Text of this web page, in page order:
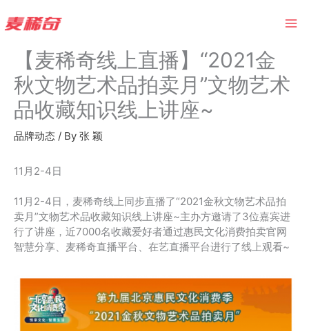
to
【麦稀奇线上直播】“2021金
秋文物艺术品拍卖月”文物艺术
品收藏知识线上讲座~
品牌动态 / By 张 颖
11月2-4日
11月2-4日，麦稀奇线上同步直播了“2021金秋文物艺术品拍
卖月”文物艺术品收藏知识线上讲座~主办方邀请了3位嘉宾进
行了讲座，近7000名收藏爱好者通过惠民文化消费拍卖官网
智慧分享、麦稀奇直播平台、在艺直播平台进行了线上观看~